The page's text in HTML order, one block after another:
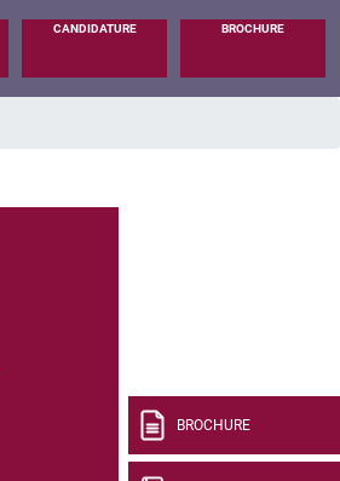
CANDIDATURE BROCHURE
BROCHURE